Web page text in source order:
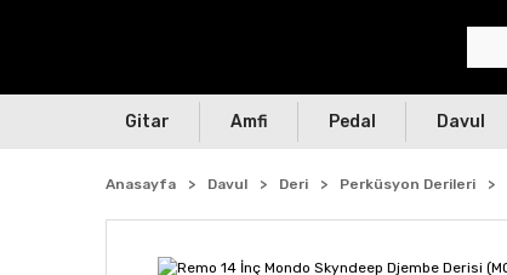
Gitar Amfi Pedal Davul
Anasayfa Davul Deri Perküsyon Derileri